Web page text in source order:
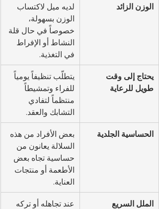
الوزن الزائد
لديه ميل لاكتساب
الوزن بسهولة،
خصوصاً في حال قلة
النشاط أو الإفراط
في التغذية.
يحتاج إلى وقت
طويل للرعاية
يتطلّب تنظيفاً يومياً
للفراء وتمشيطاً
منتظماً لتفادي
التشابك والعقد.
الحساسية الجلدية
بعض الأفراد من هذه
السلالة يعانون من
حساسية تجاه بعض
الأطعمة أو منتجات
العناية.
الملل السريع
عند تجاهله أو تركه